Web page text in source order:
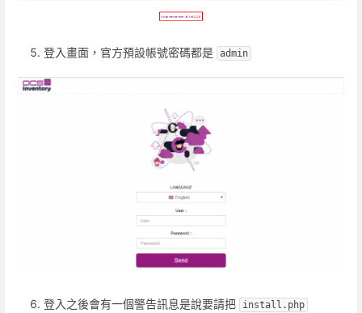
登入畫面，官方預設帳號密碼都是 admin
登入之後會有一個警告訊息是說要請把 install.php